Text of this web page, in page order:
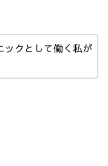
ックとして働く私が